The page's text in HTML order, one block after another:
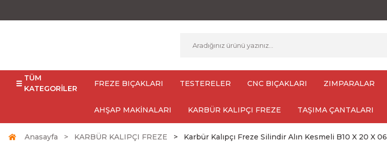
TÜM
KATEGORİLER
FREZE BIÇAKLARI TESTERELER CNC BIÇAKLARI ZIMPARALAR
AHŞAP MAKİNALARI KARBÜR KALIPÇI FREZE TAŞIMA ÇANTALARI
Anasayfa KARBÜR KALIPÇI FREZE Karbür Kalıpçı Freze Silindir Alın Kesmeli B10 X 20 X 06